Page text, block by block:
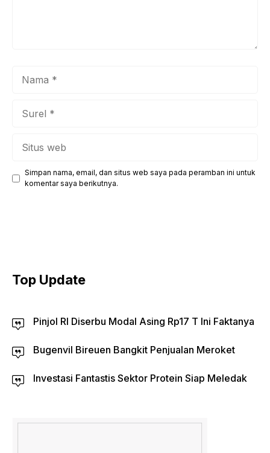
Simpan nama, email, dan situs web saya pada peramban ini untuk
komentar saya berikutnya.
Top Update
Pinjol RI Diserbu Modal Asing Rp17 T Ini Faktanya
Bugenvil Bireuen Bangkit Penjualan Meroket
Investasi Fantastis Sektor Protein Siap Meledak